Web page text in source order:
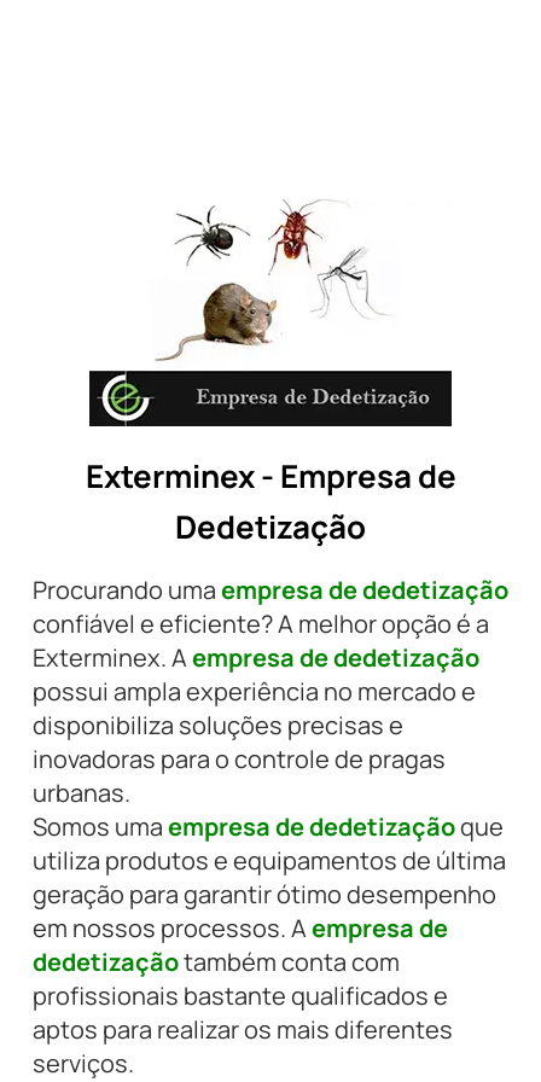
Exterminex - Empresa de
Dedetização
Procurando umaempresa de dedetização
confiável e eficiente? A melhor opção é a
Exterminex. Aempresa de dedetização
possui ampla experiência no mercado e
disponibiliza soluções precisas e
inovadoras para o controle de pragas
urbanas.
Somos umaempresa de dedetizaçãoque
utiliza produtos e equipamentos de última
geração para garantir ótimo desempenho
em nossos processos. Aempresa de
dedetizaçãotambém conta com
profissionais bastante qualificados e
aptos para realizar os mais diferentes
serviços.